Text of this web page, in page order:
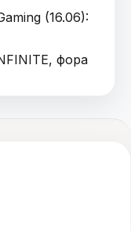
(16.06):
фора